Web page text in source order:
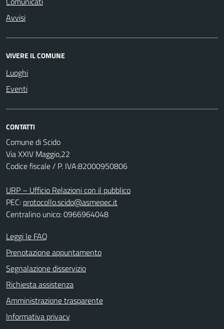
Avvisi
VIVERE IL COMUNE
Luoghi
Eventi
CONTATTI
Comune di Scido
Via XXIV Maggio,22
Codice fiscale / P. IVA:82000950806
URP – Ufficio Relazioni con il pubblico
PEC: protocollo.scido@asmepec.it
Centralino unico: 0966964048
Leggi le FAQ
Prenotazione appuntamento
Segnalazione disservizio
Richiesta assistenza
Amministrazione trasparente
Informativa privacy